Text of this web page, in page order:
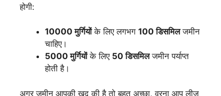
होगी:
10000 मुर्गियोंके लिए लगभग 100 डिसमिलजमीन
चाहिए।
5000 मुर्गियोंके लिए 50 डिसमिलजमीन पर्याप्त
होती है।
अगर जमीन आपकी खुद की है तो बहुत अच्छा, वरना आप लीज़